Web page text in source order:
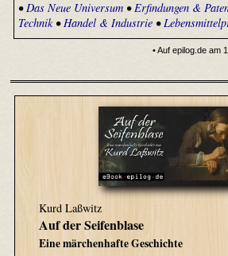
•Das Neue Universum•Erfindungen &
Technik•Handel & Industrie•
• Auf epilog.de am
Kurd Laßwitz
Auf der Seifenblase
Eine märchenhafte Geschichte